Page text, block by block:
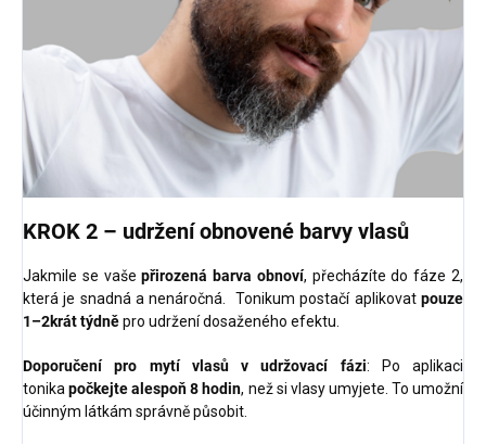
KROK 2 – udržení obnovené barvy vlasů
Jakmile se vaše přirozená barva obnoví, přecházíte do fáze 2,
která je snadná a nenáročná. Tonikum postačí aplikovat pouze
1–2krát týdněpro udržení dosaženého efektu.
Doporučení pro mytí vlasů v udržovací fázi: Po aplikaci
tonika počkejte alespoň 8 hodin, než si vlasy umyjete. To umožní
účinným látkám správně působit.